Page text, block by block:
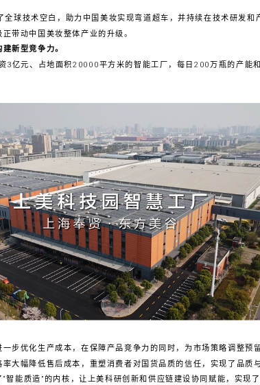
球技术空白，助力中国美妆实现弯道超车，并持续在技术研发和
带动中国美妆整体产业的升级。
新型竞争力。
3亿元、占地面积20000平方米的智能工厂，每日200万瓶的产能
步优化生产成本，在保障产品竞争力的同时，为市场策略调整预
大幅降低售后成本，重塑消费者对国货品质的信任，实现了品质
智能质造”的内核，让上美科研创新和供应链建设协同赋能，实现